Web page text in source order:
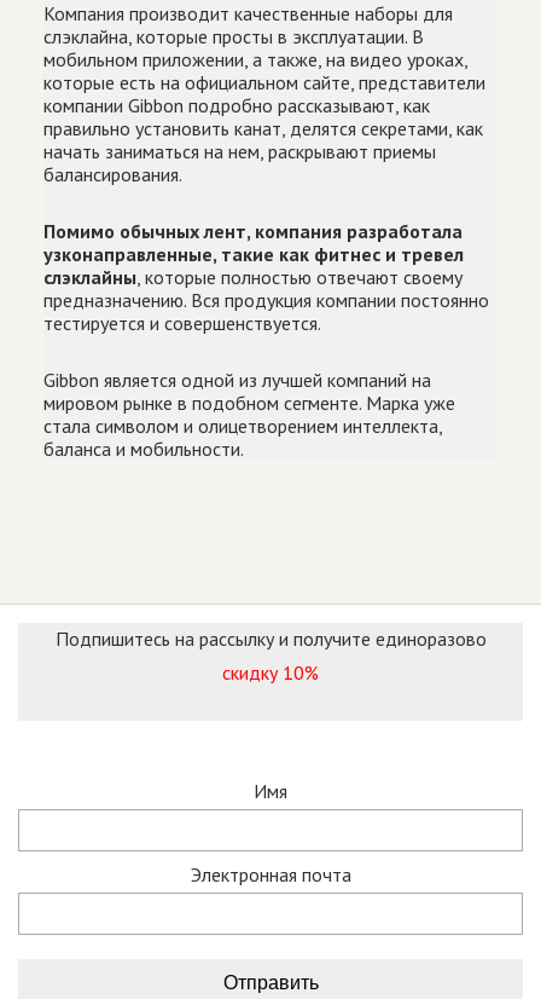
Компания производит качественные наборы для
слэклайна, которые просты в эксплуатации. В
мобильном приложении, а также, на видео уроках,
которые есть на официальном сайте, представители
компании Gibbon подробно рассказывают, как
правильно установить канат, делятся секретами, как
начать заниматься на нем, раскрывают приемы
балансирования.
Помимо обычных лент, компания разработала
узконаправленные, такие как фитнес и тревел
слэклайны, которые полностью отвечают своему
предназначению. Вся продукция компании постоянно
тестируется и совершенствуется.
Gibbon является одной из лучшей компаний на
мировом рынке в подобном сегменте. Марка уже
стала символом и олицетворением интеллекта,
баланса и мобильности.
Подпишитесь на рассылку и получите единоразово
скидку 10%
Имя
Электронная почта